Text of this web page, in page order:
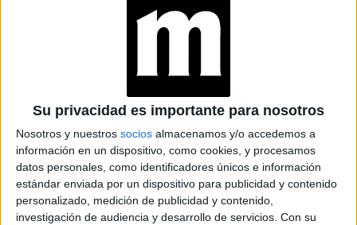
Su privacidad es importante para nosotros
Nosotros y nuestros socios almacenamos y/o accedemos a
información en un dispositivo, como cookies, y procesamos
datos personales, como identificadores únicos e información
estándar enviada por un dispositivo para publicidad y contenido
personalizado, medición de publicidad y contenido,
investigación de audiencia y desarrollo de servicios. Con su
Accedé a los beneficios para suscriptores
Contenidos exclusivos
Sorteos
Descuentos en publicaciones
Participación en los eventos organizados por
Editorial Perfil.